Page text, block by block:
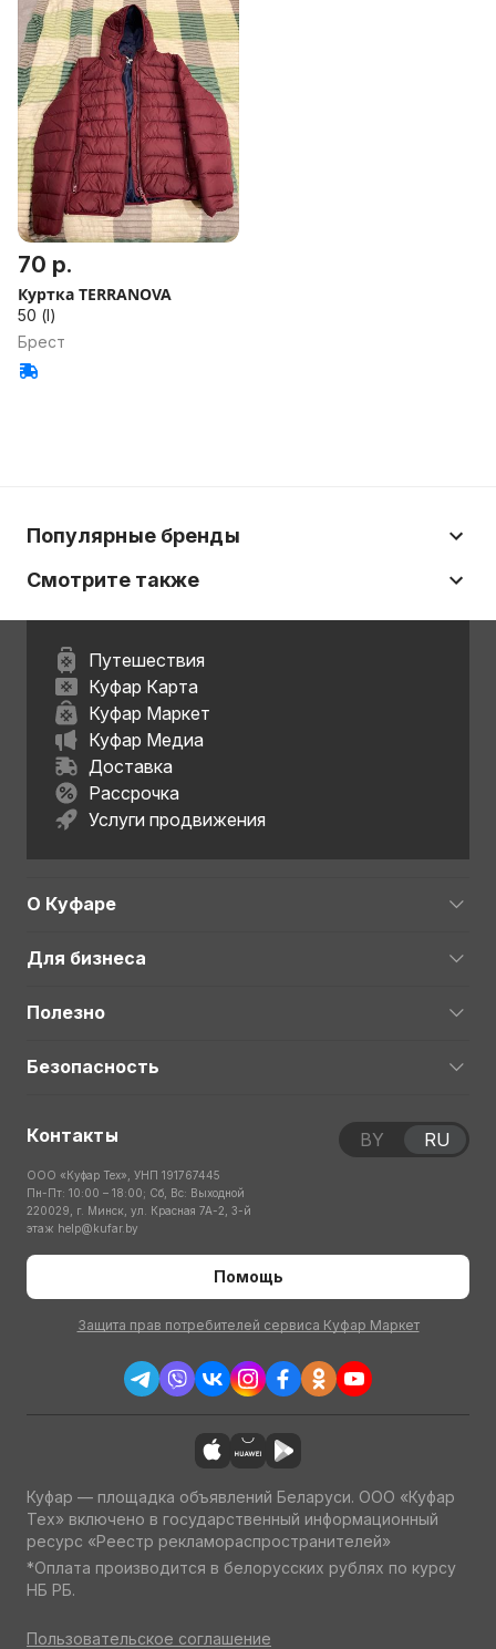
70 р.
Куртка TERRANOVA
50 (l)
Брест
Популярные бренды
Смотрите также
Путешествия
Куфар Карта
Куфар Маркет
Куфар Медиа
Доставка
Рассрочка
Услуги продвижения
О Куфаре
Для бизнеса
Полезно
Безопасность
Контакты
ООО «Куфар Тех», УНП 191767445
Пн-Пт: 10:00 – 18:00; Сб, Вс: Выходной
220029, г. Минск, ул. Красная 7А-2, 3-й
этаж help@kufar.by
Помощь
Защита прав потребителей сервиса Куфар Маркет
BY RU
Куфар — площадка объявлений Беларуси. ООО «Куфар
Тех» включено в государственный информационный
ресурс «Реестр рекламораспространителей»
*Оплата производится в белорусских рублях по курсу
НБ РБ.
Пользовательское соглашение